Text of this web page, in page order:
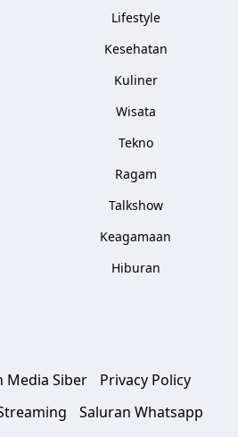
Lifestyle
Kesehatan
Kuliner
Wisata
Tekno
Ragam
Talkshow
Keagamaan
Hiburan
Media Siber
Privacy Policy
Saluran Whatsapp